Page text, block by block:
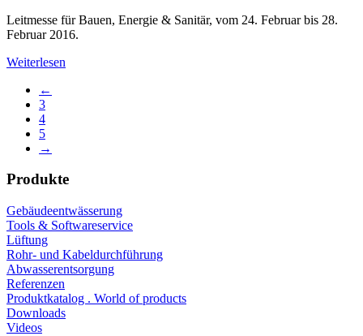
Leitmesse für Bauen, Energie & Sanitär, vom 24. Februar bis 28.
Februar 2016.
Weiterlesen
←
3
4
5
→
Produkte
Gebäudeentwässerung
Tools & Softwareservice
Lüftung
Rohr- und Kabeldurchführung
Abwasserentsorgung
Referenzen
Produktkatalog . World of products
Downloads
Videos